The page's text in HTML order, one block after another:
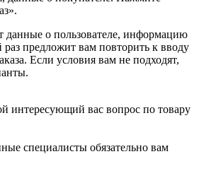
данные о пользователе, информацию
предложит вам повторить к вводу
Если условия вам не подходят,
интересующий вас вопрос по товару
специалисты обязательно вам